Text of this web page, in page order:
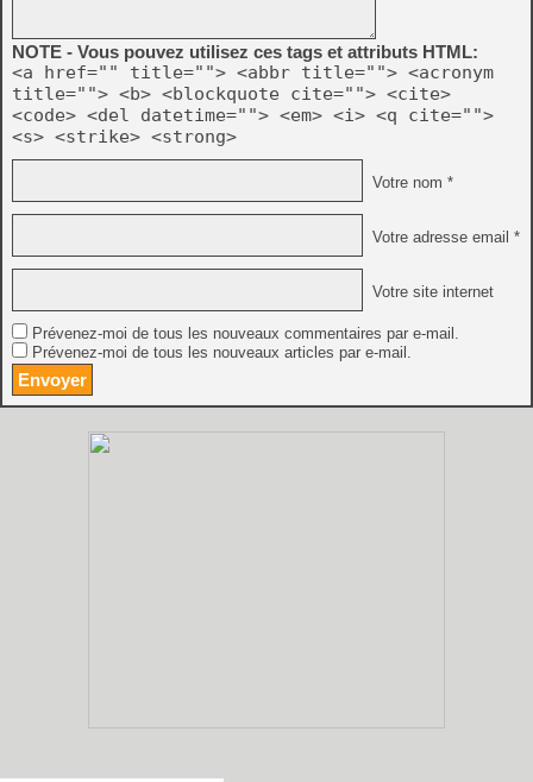
NOTE - Vous pouvez utilisez ces tags et attributs HTML:
<a href="" title=""> <abbr title=""> <acronym
title=""> <b> <blockquote cite=""> <cite>
<code> <del datetime=""> <em> <i> <q cite="">
<s> <strike> <strong>
Votre nom *
Votre adresse email *
Votre site internet
Prévenez-moi de tous les nouveaux commentaires par e-mail.
Prévenez-moi de tous les nouveaux articles par e-mail.